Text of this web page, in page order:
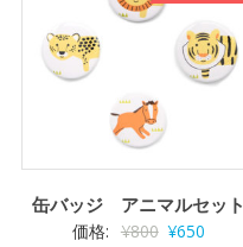
缶バッジ アニマルセット
価格: ¥800 元
¥650現